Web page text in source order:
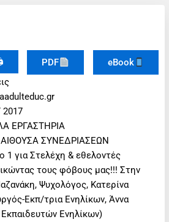
PDF
eBook
ΕΡΓΑΣΤΗΡΙΑ
ΣΥΝΕΔΡΙΑΣΕΩΝ
1 για Στελέχη & εθελοντές
τους φόβους μας!!! Στην
Ψυχολόγος, Κατερίνα
Εκπ/τρια Ενηλίκων, Άννα
Ενηλίκων)